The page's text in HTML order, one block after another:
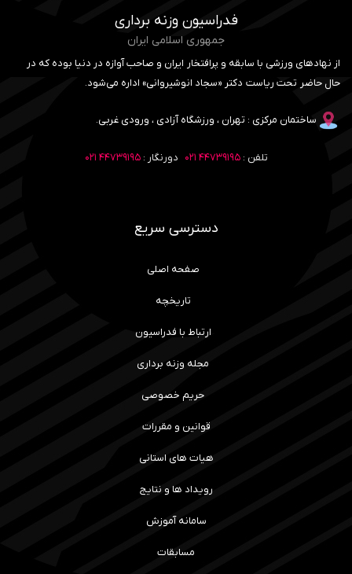
فدراسیون وزنه برداری
جمهوری اسلامی ایران
از نهادهای ورزشی با سابقه و پرافتخار ایران و صاحب آوازه در دنیا بوده که در
حال حاضر تحت ریاست دکتر «سجاد انوشیروانی» اداره می‌شود.
ساختمان مرکزی : تهران ، ورزشگاه آزادی ، ورودی غربی.
تلفن :۴۴۷۳۹۱۹۵ ۰۲۱ دورنگار :۴۴۷۳۹۱۹۵ ۰۲۱
دسترسی سریع
صفحه اصلی
تاریخچه
ارتباط با فدراسیون
مجله وزنه برداری
حریم خصوصی
قوانین و مقررات
هیات های استانی
رویداد ها و نتایج
سامانه آموزش
مسابقات